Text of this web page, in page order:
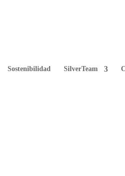
Sostenibilidad SilverTeam